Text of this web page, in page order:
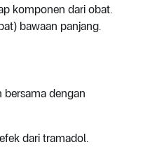
komponen dari obat.
bawaan panjang.
bersama dengan
dari tramadol.